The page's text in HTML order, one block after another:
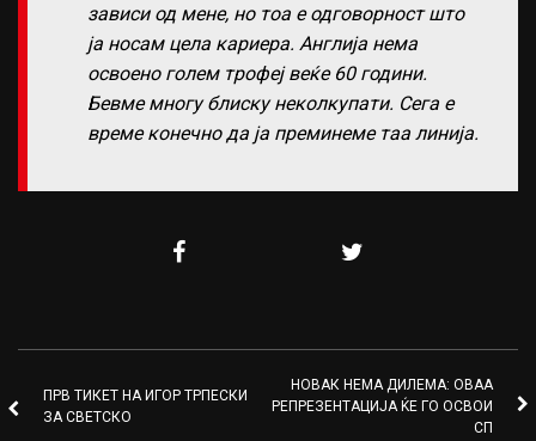
зависи од мене, но тоа е одговорност што
ја носам цела кариера. Англија нема
освоено голем трофеј веќе 60 години.
Бевме многу блиску неколкупати. Сега е
време конечно да ја преминеме таа линија.
ПРВ ТИКЕТ НА ИГОР ТРПЕСКИ
ЗА СВЕТСКО
НОВАК НЕМА ДИЛЕМА: ОВАА
РЕПРЕЗЕНТАЦИЈА ЌЕ ГО ОСВОИ
СП